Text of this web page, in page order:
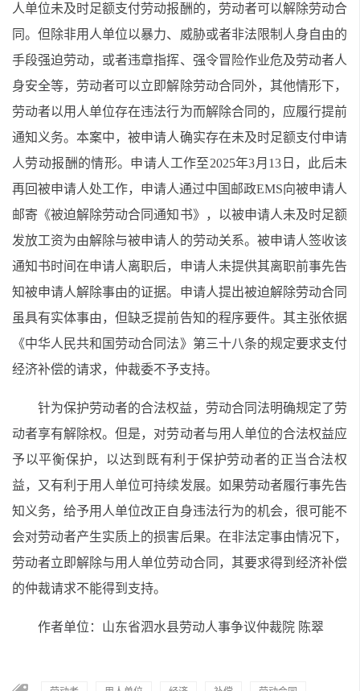
人单位未及时足额支付劳动报酬的，劳动者可以解除劳动合
同。但除非用人单位以暴力、威胁或者非法限制人身自由的
手段强迫劳动，或者违章指挥、强令冒险作业危及劳动者人
身安全等，劳动者可以立即解除劳动合同外，其他情形下，
劳动者以用人单位存在违法行为而解除合同的，应履行提前
通知义务。本案中，被申请人确实存在未及时足额支付申请
人劳动报酬的情形。申请人工作至2025年3月13日，此后未
再回被申请人处工作，申请人通过中国邮政EMS向被申请人
邮寄《被迫解除劳动合同通知书》，以被申请人未及时足额
发放工资为由解除与被申请人的劳动关系。被申请人签收该
通知书时间在申请人离职后，申请人未提供其离职前事先告
知被申请人解除事由的证据。申请人提出被迫解除劳动合同
虽具有实体事由，但缺乏提前告知的程序要件。其主张依据
《中华人民共和国劳动合同法》第三十八条的规定要求支付
经济补偿的请求，仲裁委不予支持。
针为保护劳动者的合法权益，劳动合同法明确规定了劳
动者享有解除权。但是，对劳动者与用人单位的合法权益应
予以平衡保护，以达到既有利于保护劳动者的正当合法权
益，又有利于用人单位可持续发展。如果劳动者履行事先告
知义务，给予用人单位改正自身违法行为的机会，很可能不
会对劳动者产生实质上的损害后果。在非法定事由情况下，
劳动者立即解除与用人单位劳动合同，其要求得到经济补偿
的仲裁请求不能得到支持。
作者单位：山东省泗水县劳动人事争议仲裁院 陈翠